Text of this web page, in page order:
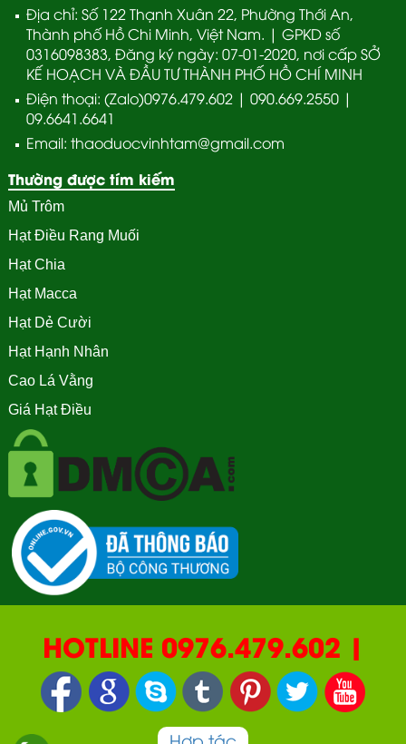
Địa chỉ: Số 122 Thạnh Xuân 22, Phường Thới An,
Thành phố Hồ Chi Minh, Việt Nam. | GPKD số
0316098383, Đăng ký ngày: 07-01-2020, nơi cấp SỞ
KẾ HOẠCH VÀ ĐẦU TƯ THÀNH PHỐ HỒ CHÍ MINH
Điện thoại: (Zalo)0976.479.602 | 090.669.2550 |
09.6641.6641
Email: thaoduocvinhtam@gmail.com
Thường được tím kiếm
Mủ Trôm
Hạt Điều Rang Muối
Hạt Chia
Hạt Macca
Hạt Dẻ Cười
Hạt Hạnh Nhân
Cao Lá Vằng
Giá Hạt Điều
HOTLINE 0976.479.602 |
090.669.2550 | 0987.877.193